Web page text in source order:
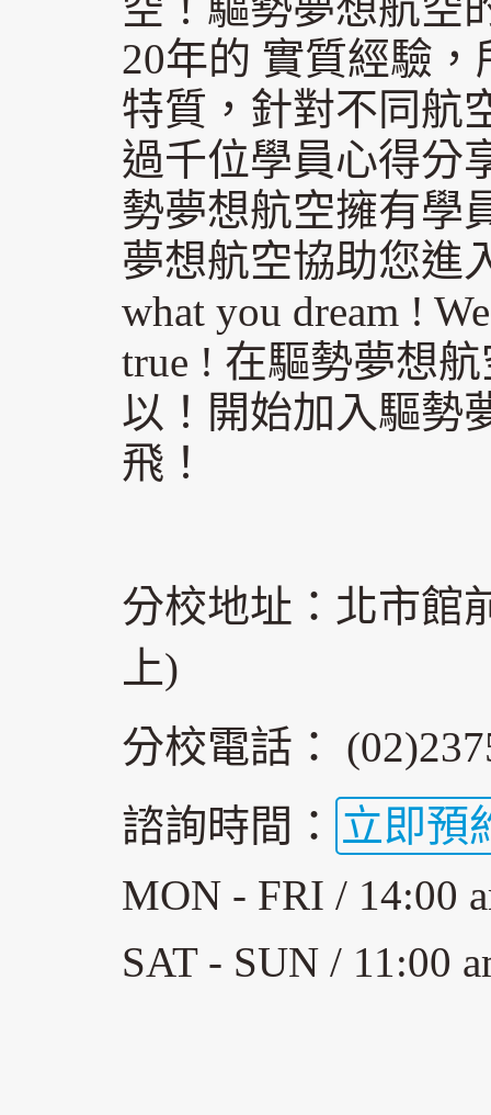
20年的 實質經驗
特質，針對不同航
過千位學員心得分
勢夢想航空擁有學
夢想航空協助您進
what you dream !
true ! 在驅勢夢想
以！開始加入驅勢
飛！
分校地址：北市館
上)
分校電話：
諮詢時間： 立即預
MON - FRI / 14:00
SAT - SUN / 11:00